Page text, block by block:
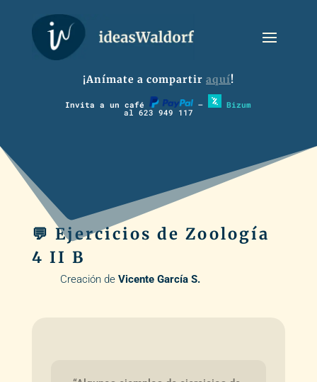
¡Anímate a compartir aquí!
Invita a un café – Bizum
al 623 949 117
💬 Ejercicios de Zoología
4 II B
Creación de Vicente García S.